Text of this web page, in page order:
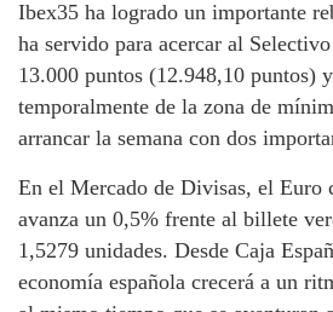
Ibex35 ha logrado un importante
ha servido para acercar al
13.000 puntos (12.948,10 puntos)
temporalmente de la zona de
arrancar la semana con dos
En el Mercado de Divisas, el Euro
avanza un 0,5% frente al billete
1,5279 unidades. Desde Caja
economía española crecerá a un